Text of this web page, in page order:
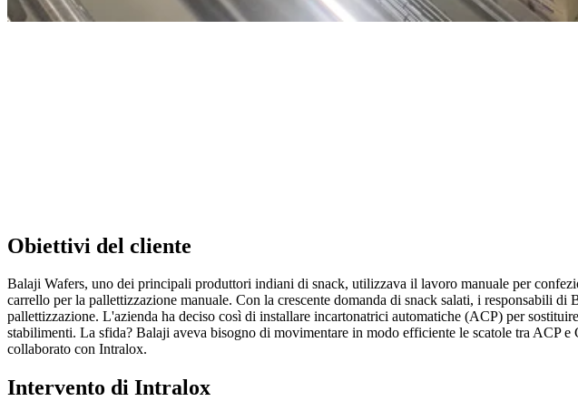
Obiettivi del cliente
Balaji Wafers, uno dei principali produttori indiani di snack, utilizzava il lavoro manuale per
carrello per la pallettizzazione manuale. Con la crescente domanda di snack salati, i responsabili
pallettizzazione. L'azienda ha deciso così di installare incartonatrici automatiche (ACP) per
stabilimenti. La sfida? Balaji aveva bisogno di movimentare in modo efficiente le scatole tra ACP
collaborato con Intralox.
Intervento di Intralox